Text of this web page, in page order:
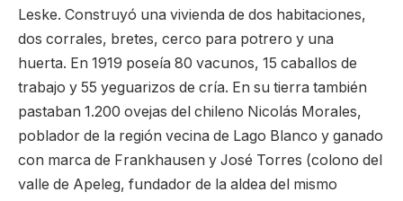
Leske. Construyó una vivienda de dos habitaciones,
dos corrales, bretes, cerco para potrero y una
huerta. En 1919 poseía 80 vacunos, 15 caballos de
trabajo y 55 yeguarizos de cría. En su tierra también
pastaban 1.200 ovejas del chileno Nicolás Morales,
poblador de la región vecina de Lago Blanco y ganado
con marca de Frankhausen y José Torres (colono del
valle de Apeleg, fundador de la aldea del mismo